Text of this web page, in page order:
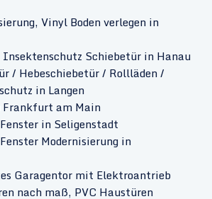
Vinyl Boden verlegen in
Schiebetür in Hanau
/ Hebeschiebetür / Rollläden /
in Langen
Frankfurt am Main
in Seligenstadt
Modernisierung in
Garagentor mit Elektroantrieb
nach maß, PVC Haustüren